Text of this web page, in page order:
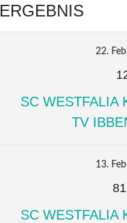
ERGEBNIS
22.
SC WESTFALIA
TV
13.
81
SC WESTFALIA